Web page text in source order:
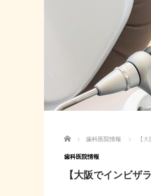
Home 歯科医院情報 【
歯科医院情報
【大阪でインビザ